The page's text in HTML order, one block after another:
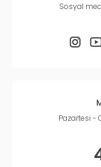
Sosyal
Pazartesi -